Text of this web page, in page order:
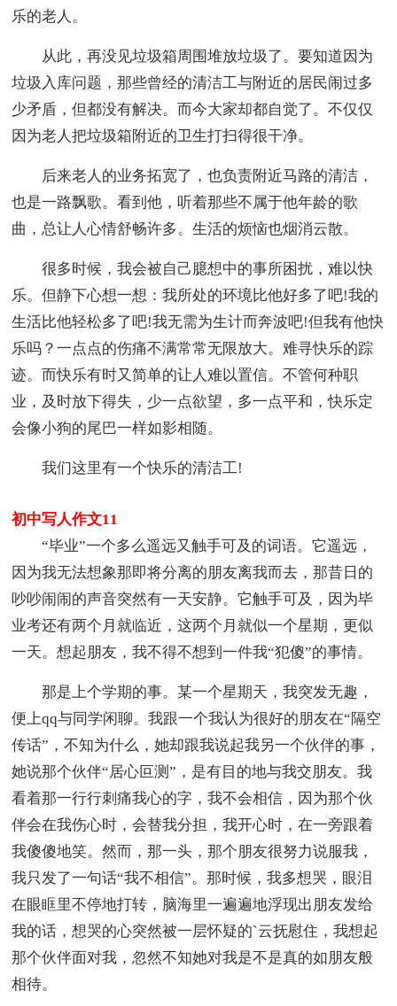
乐的老人。
从此，再没见垃圾箱周围堆放垃圾了。要知道因为
垃圾入库问题，那些曾经的清洁工与附近的居民闹过多
少矛盾，但都没有解决。而今大家却都自觉了。不仅仅
因为老人把垃圾箱附近的卫生打扫得很干净。
后来老人的业务拓宽了，也负责附近马路的清洁，
也是一路飘歌。看到他，听着那些不属于他年龄的歌
曲，总让人心情舒畅许多。生活的烦恼也烟消云散。
很多时候，我会被自己臆想中的事所困扰，难以快
乐。但静下心想一想：我所处的环境比他好多了吧!我的
生活比他轻松多了吧!我无需为生计而奔波吧!但我有他快
乐吗？一点点的伤痛不满常常无限放大。难寻快乐的踪
迹。而快乐有时又简单的让人难以置信。不管何种职
业，及时放下得失，少一点欲望，多一点平和，快乐定
会像小狗的尾巴一样如影相随。
我们这里有一个快乐的清洁工!
初中写人作文11
“毕业”一个多么遥远又触手可及的词语。它遥远，
因为我无法想象那即将分离的朋友离我而去，那昔日的
吵吵闹闹的声音突然有一天安静。它触手可及，因为毕
业考还有两个月就临近，这两个月就似一个星期，更似
一天。想起朋友，我不得不想到一件我“犯傻”的事情。
那是上个学期的事。某一个星期天，我突发无趣，
便上qq与同学闲聊。我跟一个我认为很好的朋友在“隔空
传话”，不知为什么，她却跟我说起我另一个伙伴的事，
她说那个伙伴“居心叵测”，是有目的地与我交朋友。我
看着那一行行刺痛我心的字，我不会相信，因为那个伙
伴会在我伤心时，会替我分担，我开心时，在一旁跟着
我傻傻地笑。然而，那一头，那个朋友很努力说服我，
我只发了一句话“我不相信”。那时候，我多想哭，眼泪
在眼眶里不停地打转，脑海里一遍遍地浮现出朋友发给
我的话，想哭的心突然被一层怀疑的`云抚慰住，我想起
那个伙伴面对我，忽然不知她对我是不是真的如朋友般
相待。